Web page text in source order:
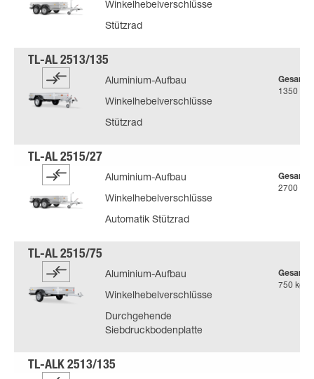
Winkelhebelverschlüsse
Stützrad
Aluminium-Aufbau
Winkelhebelverschlüsse
Stützrad
1350 kg
Aluminium-Aufbau
Winkelhebelverschlüsse
Automatik Stützrad
2700 kg
Aluminium-Aufbau
Winkelhebelverschlüsse
Durchgehende
Siebdruckbodenplatte
750 kg